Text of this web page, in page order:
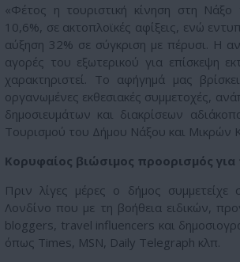
«Φέτος η τουριστική κίνηση στη Νάξο
10,6%, σε ακτοπλοϊκές αφίξεις, ενώ
αύξηση 32% σε σύγκριση με πέρυσι. Η
αγορές του εξωτερικού για επίσκεψη
χαρακτηριστεί. Το αφήγημά μας
οργανωμένες εκθεσιακές συμμετοχές,
δημοσιευμάτων και διακρίσεων
Τουρισμού του Δήμου Νάξου και Μικρών
Kορυφαίος βιώσιμος προορισμός
Πριν λίγες μέρες ο δήμος
Λονδίνο που με τη βοήθεια ειδικών,
bloggers, travel influencers και
όπως Times, MSN, Daily Telegraph κλπ.